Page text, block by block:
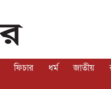
ফিচার ধর্ম জাতীয়